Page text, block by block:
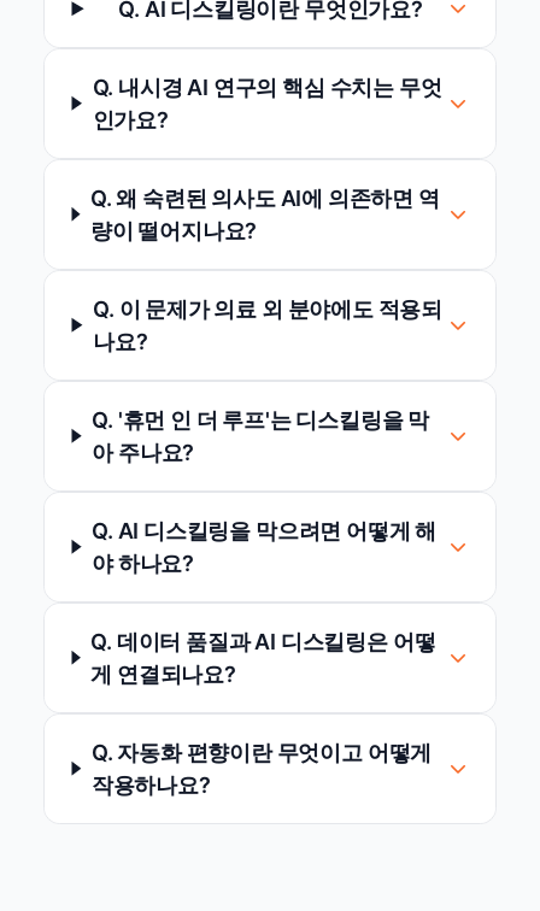
Q. AI 디스킬링이란 무엇인가요?
Q. 내시경 AI 연구의 핵심 수치는 무엇
인가요?
Q. 왜 숙련된 의사도 AI에 의존하면 역
량이 떨어지나요?
Q. 이 문제가 의료 외 분야에도 적용되
나요?
Q. '휴먼 인 더 루프'는 디스킬링을 막
아 주나요?
Q. AI 디스킬링을 막으려면 어떻게 해
야 하나요?
Q. 데이터 품질과 AI 디스킬링은 어떻
게 연결되나요?
Q. 자동화 편향이란 무엇이고 어떻게
작용하나요?